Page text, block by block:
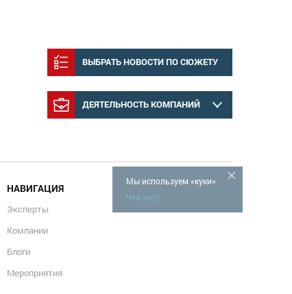
ВЫБРАТЬ НОВОСТИ ПО СЮЖЕТУ
ДЕЯТЕЛЬНОСТЬ КОМПАНИЙ
Мы используем «куки»
Что это?
НАВИГАЦИЯ
Эксперты
Компании
Блоги
Мероприятия